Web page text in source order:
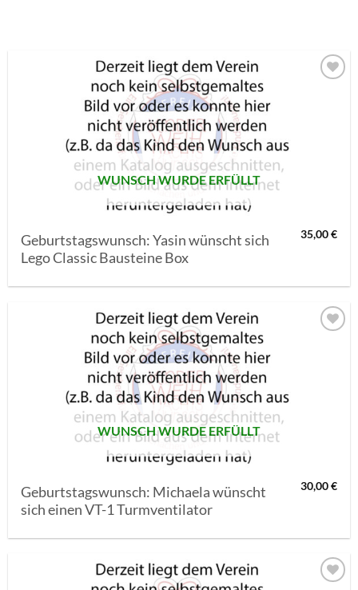
WUNSCH WURDE ERFÜLLT
Geburtstagswunsch: Yasin wünscht sich
Lego Classic Bausteine Box
35,00€
WUNSCH WURDE ERFÜLLT
Geburtstagswunsch: Michaela wünscht
sich einen VT-1 Turmventilator
30,00€